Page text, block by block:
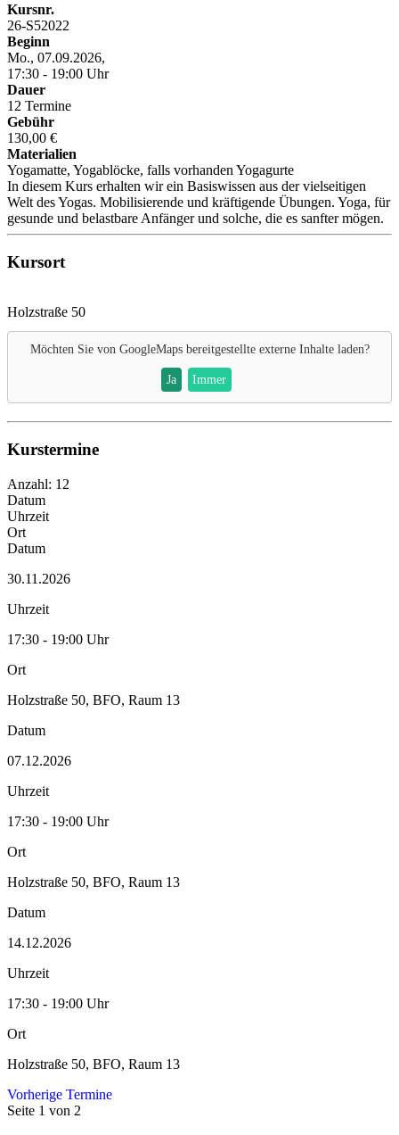
Kursnr.
26-S52022
Beginn
Mo., 07.09.2026,
17:30 - 19:00 Uhr
Dauer
12 Termine
Gebühr
130,00 €
Materialien
Yogamatte, Yogablöcke, falls vorhanden Yogagurte
In diesem Kurs erhalten wir ein Basiswissen aus der vielseitigen
Welt des Yogas. Mobilisierende und kräftigende Übungen. Yoga, für
gesunde und belastbare Anfänger und solche, die es sanfter mögen.
Kursort
Holzstraße 50
Möchten Sie von GoogleMapsbereitgestellte externe Inhalte laden?
Ja Immer
Kurstermine
Anzahl: 12
Datum
Uhrzeit
Ort
Datum
30.11.2026
Uhrzeit
17:30 - 19:00 Uhr
Ort
Holzstraße 50, BFO, Raum 13
Datum
07.12.2026
Uhrzeit
17:30 - 19:00 Uhr
Ort
Holzstraße 50, BFO, Raum 13
Datum
14.12.2026
Uhrzeit
17:30 - 19:00 Uhr
Ort
Holzstraße 50, BFO, Raum 13
Vorherige Termine
Seite 1 von 2